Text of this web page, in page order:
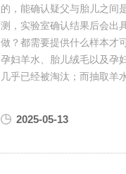
的，能确认疑父与胎儿之间
测，实验室确认结果后会出
做？都需要提供什么样本才
孕妇羊水、胎儿绒毛以及孕
几乎已经被淘汰；而抽取羊
2025-05-13